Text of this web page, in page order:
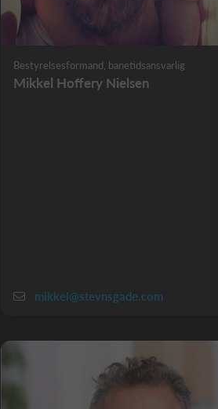
Bestyrelsesformand, banetidsansvarlig
Mikkel Hoffery Nielsen
mikkel@stevnsgade.com